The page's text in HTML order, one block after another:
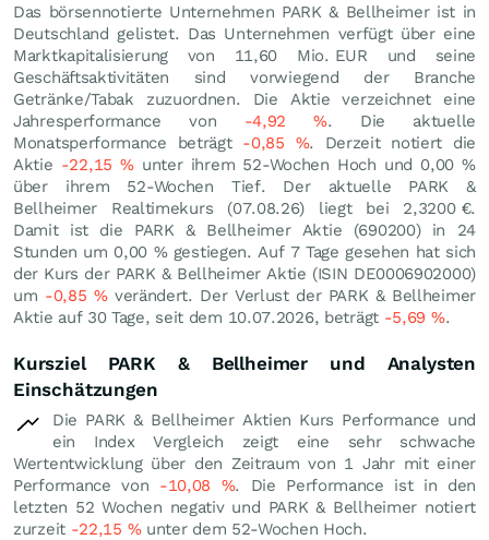
Das börsennotierte Unternehmen PARK & Bellheimer ist in
Deutschland gelistet. Das Unternehmen verfügt über eine
Marktkapitalisierung von 11,60 Mio. EUR und seine
Geschäftsaktivitäten sind vorwiegend der Branche
Getränke/Tabak zuzuordnen. Die Aktie verzeichnet eine
Jahresperformance von -4,92%. Die aktuelle
Monatsperformance beträgt -0,85 %. Derzeit notiert die
Aktie -22,15%unter ihrem 52-Wochen Hoch und 0,00%
über ihrem 52-Wochen Tief. Der aktuelle PARK &
Bellheimer Realtimekurs (07.08.26) liegt bei 2,3200 €.
Damit ist die PARK & Bellheimer Aktie (690200) in 24
Stunden um 0,00 %gestiegen. Auf 7 Tage gesehen hat sich
der Kurs der PARK & Bellheimer Aktie (ISIN DE0006902000)
um -0,85 %verändert. Der Verlust der PARK & Bellheimer
Aktie auf 30 Tage, seit dem 10.07.2026, beträgt -5,69 %.
Kursziel PARK & Bellheimer und Analysten
Einschätzungen
Die PARK & Bellheimer Aktien Kurs Performance und
ein Index Vergleich zeigt eine sehr schwache
Wertentwicklung über den Zeitraum von 1 Jahr mit einer
Performance von -10,08 %. Die Performance ist in den
letzten 52 Wochen negativ und PARK & Bellheimer notiert
zurzeit -22,15 %unter dem 52-Wochen Hoch.